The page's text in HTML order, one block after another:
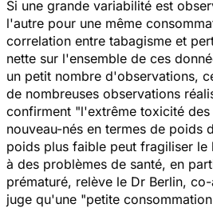
Si une grande variabilité est
l'autre pour une même
correlation entre tabagisme et
nette sur l'ensemble de ces
un petit nombre d'observations,
de nombreuses observations
confirment "l'extrême toxicité
nouveau-nés en termes de poids
poids plus faible peut fragiliser le
à des problèmes de santé, en
prématuré, relève le Dr Berlin,
juge qu'une "petite